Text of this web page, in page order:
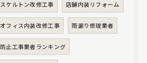
スケルトン改修工事 店舗内装リフォーム
オフィス内装改修工事 雨漏り修理業者
防止工事業者ランキング